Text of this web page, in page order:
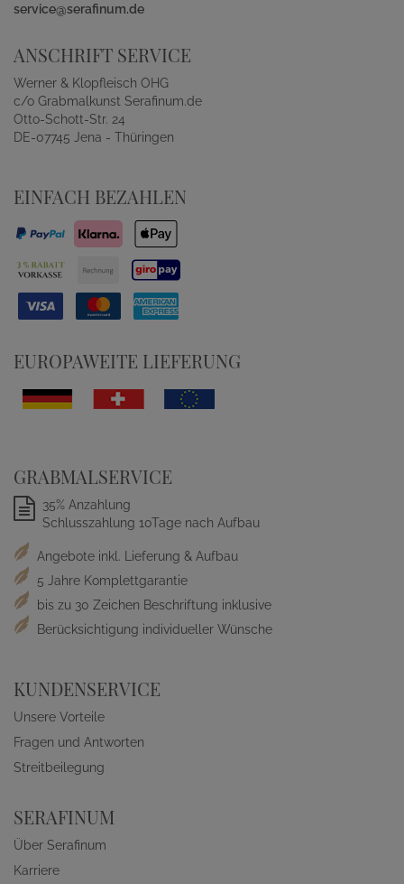
service@serafinum.de
ANSCHRIFT SERVICE
Werner & Klopfleisch OHG
c/o Grabmalkunst Serafinum.de
Otto-Schott-Str. 24
DE-07745 Jena - Thüringen
EINFACH BEZAHLEN
EUROPAWEITE LIEFERUNG
GRABMALSERVICE
35% Anzahlung
Schlusszahlung 10Tage nach Aufbau
Angebote inkl. Lieferung & Aufbau
5 Jahre Komplettgarantie
bis zu 30 Zeichen Beschriftung inklusive
Berücksichtigung individueller Wünsche
KUNDENSERVICE
Unsere Vorteile
Fragen und Antworten
Streitbeilegung
SERAFINUM
Über Serafinum
Karriere